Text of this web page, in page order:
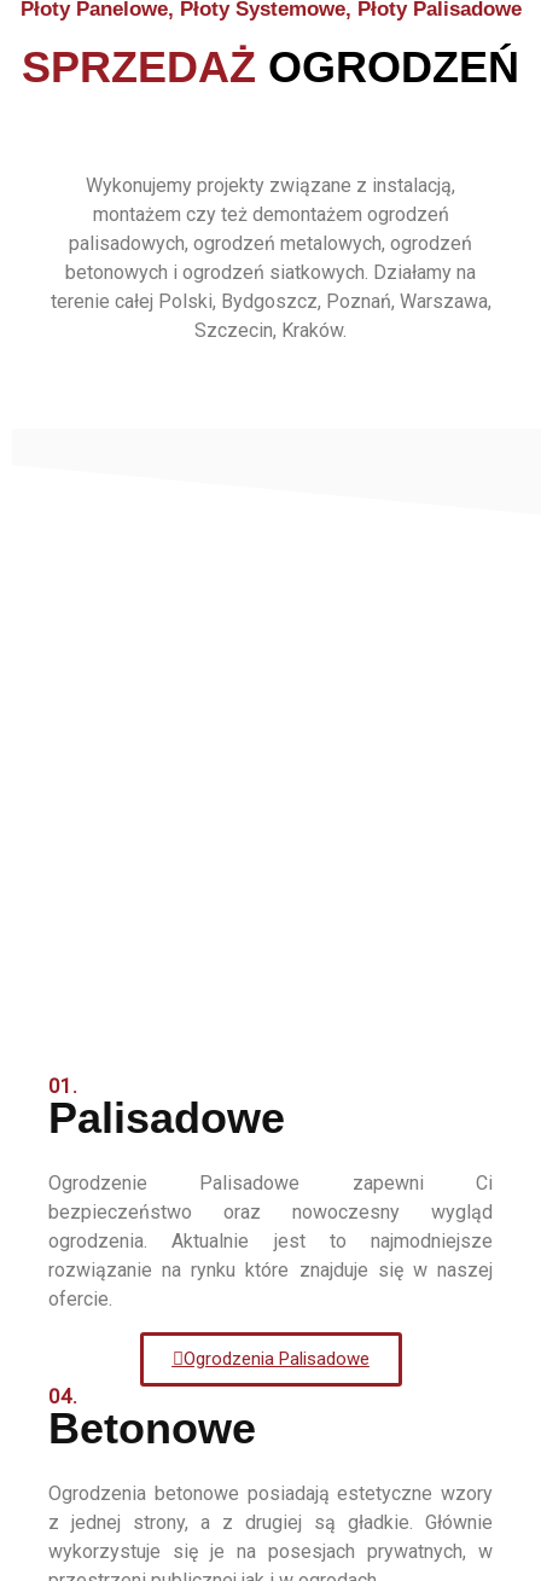
Płoty Panelowe, Płoty Systemowe, Płoty Palisadowe
SPRZEDAŻ OGRODZEŃ
Wykonujemy projekty związane z instalacją,
montażem czy też demontażem ogrodzeń
palisadowych, ogrodzeń metalowych, ogrodzeń
betonowych i ogrodzeń siatkowych. Działamy na
terenie całej Polski, Bydgoszcz, Poznań, Warszawa,
Szczecin, Kraków.
01.
Palisadowe
Ogrodzenie Palisadowe zapewni Ci
bezpieczeństwo oraz nowoczesny wygląd
ogrodzenia. Aktualnie jest to najmodniejsze
rozwiązanie na rynku które znajduje się w naszej
ofercie.
Ogrodzenia Palisadowe
04.
Betonowe
Ogrodzenia betonowe posiadają estetyczne wzory
z jednej strony, a z drugiej są gładkie. Głównie
wykorzystuje się je na posesjach prywatnych, w